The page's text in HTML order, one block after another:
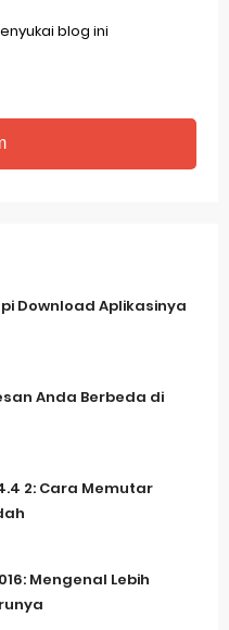
blog ini
Download Aplikasinya
Anda Berbeda di
2: Cara Memutar
Mengenal Lebih